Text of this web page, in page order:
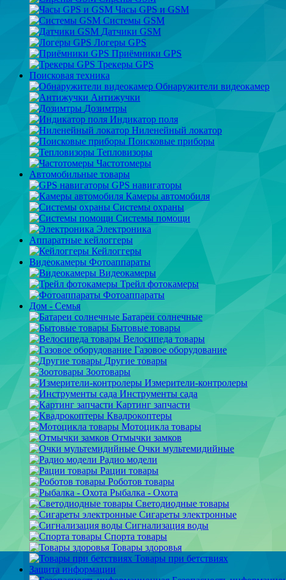
Часы GPS и GSM
Системы GSM
Датчики GSM
Логеры GPS
Приёмники GPS
Трекеры GPS
Поисковая техника
Обнаружители видеокамер
Антижучки
Дозимтры
Индикатор поля
Ниленейный локатор
Поисковые приборы
Тепловизоры
Частотомеры
Автомобильные товары
GPS навигаторы
Камеры автомобиля
Системы охраны
Системы помощи
Электроника
Аппаратные кейлоггеры
Кейлоггеры
Видеокамеры Фотоаппараты
Видеокамеры
Трейл фотокамеры
Фотоаппараты
Дом - Семья
Батареи солнечные
Бытовые товары
Велосипеда товары
Газовое оборудование
Другие товары
Зоотовары
Измерители-контролеры
Инструменты сада
Картинг запчасти
Квадрокоптеры
Мотоцикла товары
Отмычки замков
Очки мультемидийные
Радио модели
Рации товары
Роботов товары
Рыбалка - Охота
Светодиодные товары
Сигареты электронные
Сигнализация воды
Спорта товары
Товары здоровья
Товары при бетствиях
Защита информации